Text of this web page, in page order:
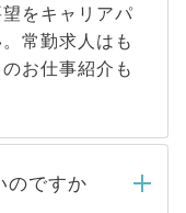
をキャリアパ
常勤求人はも
お仕事紹介も
のですか